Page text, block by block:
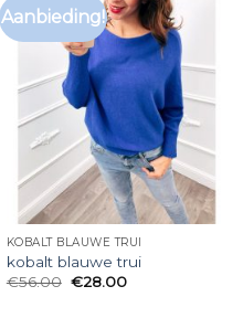
Aanbieding!
KOBALT BLAUWE TRUI
kobalt blauwe trui
€56.00 €28.00